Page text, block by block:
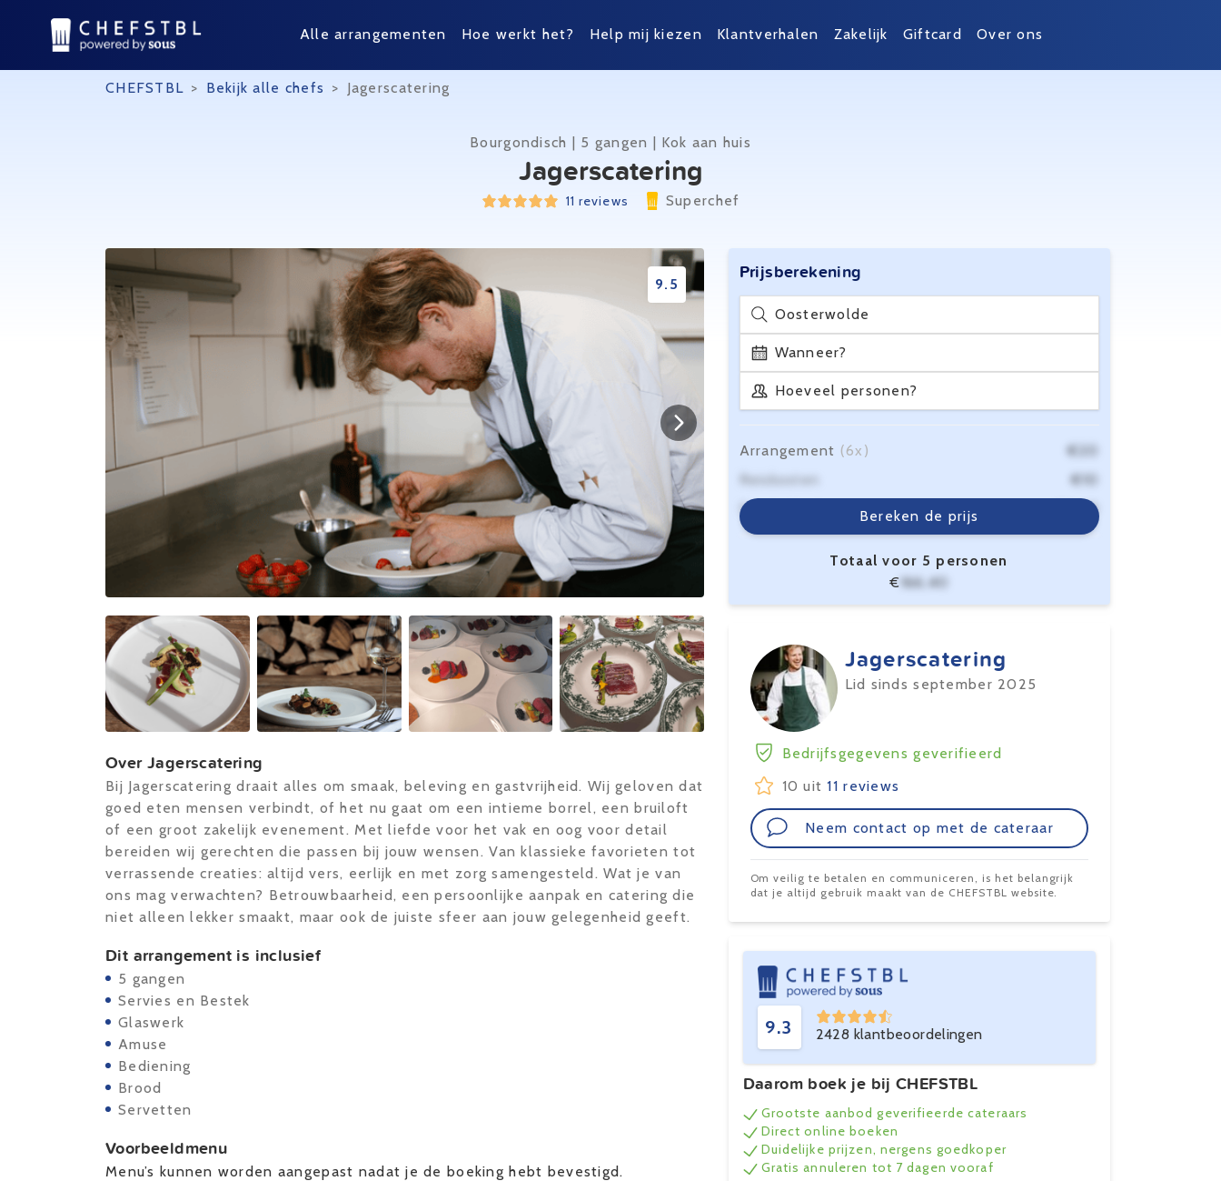
Alle arrangementen Hoe werkt het? Help mij kiezen Klantverhalen Zakelijk Giftcard Over ons
CHEFSTBL > Bekijk alle chefs > Jagerscatering
Bourgondisch | 5 gangen | Kok aan huis
Jagerscatering
11 reviews Superchef
9.5
Over Jagerscatering
Bij Jagerscatering draait alles om smaak, beleving en gastvrijheid. Wij geloven dat
goed eten mensen verbindt, of het nu gaat om een intieme borrel, een bruiloft
of een groot zakelijk evenement. Met liefde voor het vak en oog voor detail
bereiden wij gerechten die passen bij jouw wensen. Van klassieke favorieten tot
verrassende creaties: altijd vers, eerlijk en met zorg samengesteld. Wat je van
ons mag verwachten? Betrouwbaarheid, een persoonlijke aanpak en catering die
niet alleen lekker smaakt, maar ook de juiste sfeer aan jouw gelegenheid geeft.
Dit arrangement is inclusief
5 gangen
Servies en Bestek
Glaswerk
Amuse
Bediening
Brood
Servetten
Voorbeeldmenu
Menu’s kunnen worden aangepast nadat je de boeking hebt bevestigd.
Prijsberekening
Oosterwolde
Wanneer?
Hoeveel personen?
Bereken de prijs
Arrangement (6x)
€20
Reiskosten
€10
Servicekosten
€6,40
Totaal voor 5 personen
€ 166,40
Jagerscatering
Lid sinds september 2025
Bedrijfsgegevens geverifieerd
10 uit11 reviews
Neem contact op met de cateraar
Om veilig te betalen en communiceren, is het belangrijk
dat je altijd gebruik maakt van de CHEFSTBL website.
9.3 2428 klantbeoordelingen
Daarom boek je bij CHEFSTBL
Grootste aanbod geverifieerde cateraars
Direct online boeken
Duidelijke prijzen, nergens goedkoper
Gratis annuleren tot 7 dagen vooraf